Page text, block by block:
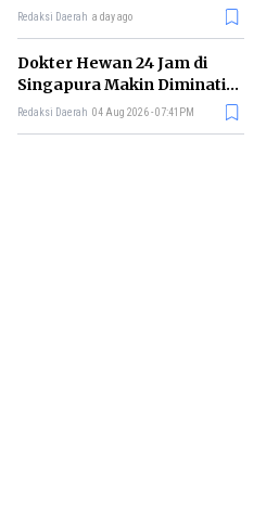
Untung dalam Jangka
Redaksi Daerah a day ago
Dokter Hewan 24 Jam di
Singapura Makin Diminati,
Ini Alasannya
Redaksi Daerah 04 Aug 2026 - 07:41PM